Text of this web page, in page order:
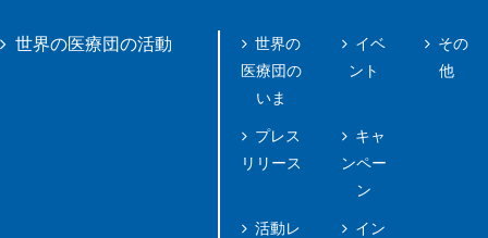
世界の医療団の活動
世界の
医療団の
いま
プレス
リリース
活動レ
イベ
ント
キャ
ンペー
ン
イン
その
他